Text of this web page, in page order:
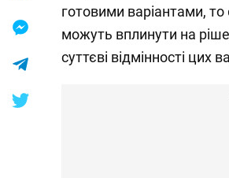
готовими варіантами, то
можуть вплинути на
суттєві відмінності цих